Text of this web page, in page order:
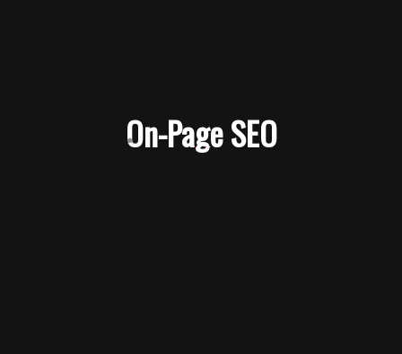
On-Page SEO